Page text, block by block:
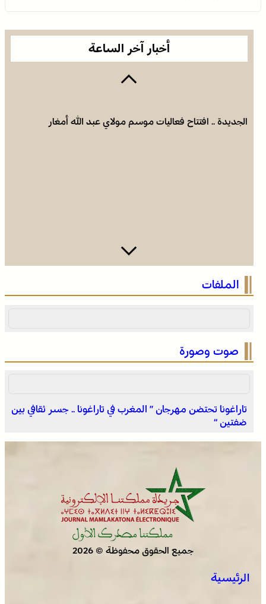
أخبار آخر الساعة
الجديدة .. افتتاح فعاليات موسم مولاي عبد الله أمغار
وادي زم .. مبادرة تطوعية لشباب المدينة تعيد الاعتبار لمقبرة
الشهداء بعد الحريق
وادي زم .. مبادرة تطوعية لشباب المدينة تعيد الاعتبار لمقبرة
الجديدة .. افتتاح فعاليات موسم مولاي عبد الله أمغار
الملفات
صوت وصورة
تاراغونا تحتضن مهرجان ” المغرب في تاراغونا .. جسر ثقافي بين
ضفتين “
جميع الحقوق محفوظة © 2026
الرئيسية